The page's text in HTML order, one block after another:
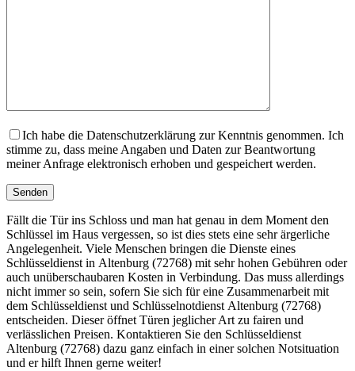
Ich habe die Datenschutzerklärung zur Kenntnis genommen. Ich
stimme zu, dass meine Angaben und Daten zur Beantwortung
meiner Anfrage elektronisch erhoben und gespeichert werden.
Fällt die Tür ins Schloss und man hat genau in dem Moment den
Schlüssel im Haus vergessen, so ist dies stets eine sehr ärgerliche
Angelegenheit. Viele Menschen bringen die Dienste eines
Schlüsseldienst in Altenburg (72768) mit sehr hohen Gebühren oder
auch unüberschaubaren Kosten in Verbindung. Das muss allerdings
nicht immer so sein, sofern Sie sich für eine Zusammenarbeit mit
dem Schlüsseldienst und Schlüsselnotdienst Altenburg (72768)
entscheiden. Dieser öffnet Türen jeglicher Art zu fairen und
verlässlichen Preisen. Kontaktieren Sie den Schlüsseldienst
Altenburg (72768) dazu ganz einfach in einer solchen Notsituation
und er hilft Ihnen gerne weiter!